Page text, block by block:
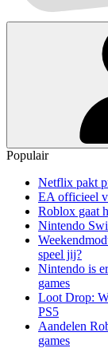
Populair
Netflix pakt
EA officieel
Roblox gaat
Nintendo
speel jij?
Nintendo is
games
Loot Drop:
PS5
Aandelen
games